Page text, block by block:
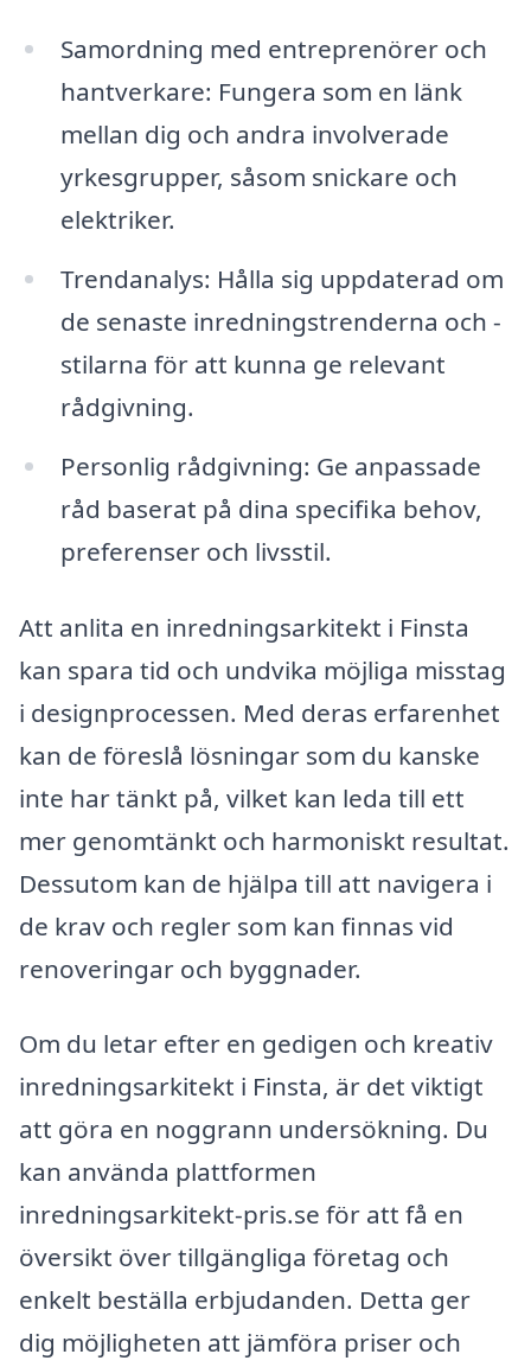
Samordning med entreprenörer och
hantverkare: Fungera som en länk
mellan dig och andra involverade
yrkesgrupper, såsom snickare och
elektriker.
Trendanalys: Hålla sig uppdaterad om
de senaste inredningstrenderna och -
stilarna för att kunna ge relevant
rådgivning.
Personlig rådgivning: Ge anpassade
råd baserat på dina specifika behov,
preferenser och livsstil.
Att anlita en inredningsarkitekt i Finsta
kan spara tid och undvika möjliga misstag
i designprocessen. Med deras erfarenhet
kan de föreslå lösningar som du kanske
inte har tänkt på, vilket kan leda till ett
mer genomtänkt och harmoniskt resultat.
Dessutom kan de hjälpa till att navigera i
de krav och regler som kan finnas vid
renoveringar och byggnader.
Om du letar efter en gedigen och kreativ
inredningsarkitekt i Finsta, är det viktigt
att göra en noggrann undersökning. Du
kan använda plattformen
inredningsarkitekt-pris.se för att få en
översikt över tillgängliga företag och
enkelt beställa erbjudanden. Detta ger
dig möjligheten att jämföra priser och